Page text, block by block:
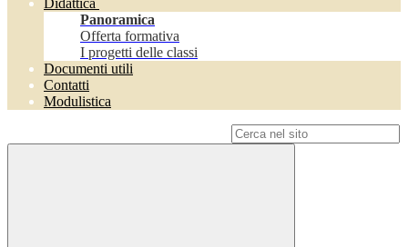
Didattica
Panoramica
Offerta formativa
I progetti delle classi
Documenti utili
Contatti
Modulistica